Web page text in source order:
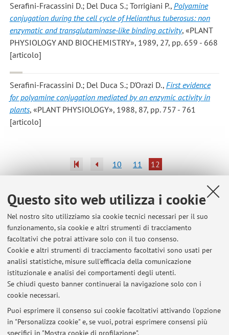
Questo sito web utilizza i cookie
Nel nostro sito utilizziamo sia cookie tecnici necessari per il suo
funzionamento, sia cookie e altri strumenti di tracciamento
facoltativi che potrai attivare solo con il tuo consenso.
Cookie e altri strumenti di tracciamento facoltativi sono usati per
analisi statistiche, misure sull'efficacia della comunicazione
istituzionale e analisi dei comportamenti degli utenti.
Se chiudi questo banner continuerai la navigazione solo con i
cookie necessari.
Puoi esprimere il consenso sui cookie facoltativi attivando l'opzione
in "Personalizza cookie" e, se vuoi, potrai esprimere consensi più
specifici in "Mostra cookie di profilazione".
Serafini-Fracassini D.; Del Duca S.; Torrigiani P., Polyamine
conjugation during the cell cycle of Helianthus tuberosus: non
enzymatic and transglutaminase-like binding activity, «PLANT
PHYSIOLOGY AND BIOCHEMISTRY», 1989, 27, pp. 659 - 668
[articolo]
Serafini-Fracassini D.; Del Duca S.; D'Orazi D., First evidence
for polyamine conjugation mediated by an enzymic activity in
plants, «PLANT PHYSIOLOGY», 1988, 87, pp. 757 - 761
[articolo]
10 11 12
Ultimi avvisi
DICOSN- Valutazione VIDEO presentati da studenti
Pubblicato il: 22 gennaio 2026
BHEH- B6300 - BOTANY: INTERACTIONS....-The lecture on 14 October
is suspended.
Pubblicato il: 12 ottobre 2025